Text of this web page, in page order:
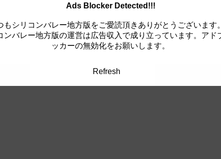
Ads Blocker Detected!!!
もシリコンバレー地方版をご愛読頂きありがとうございます
ンバレー地方版の運営は広告収入で成り立っています。アド
ッカーの無効化をお願いします。
Refresh